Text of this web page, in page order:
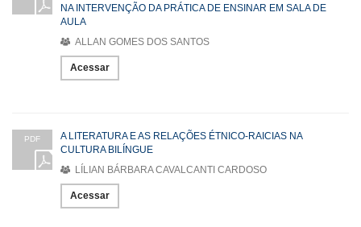
NA INTERVENÇÃO DA PRÁTICA DE ENSINAR EM SALA DE
AULA
ALLAN GOMES DOS SANTOS
Acessar
PDF
A LITERATURA E AS RELAÇÕES ÉTNICO-RAICIAS NA
CULTURA BILÍNGUE
LÍLIAN BÁRBARA CAVALCANTI CARDOSO
Acessar